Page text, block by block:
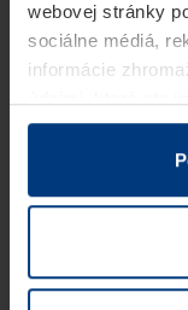
webovej stránky
sociálne médiá,
informácie
v rámci Vášho
Z právneho
prevádzku tejto
potrebujeme
kedykoľvek